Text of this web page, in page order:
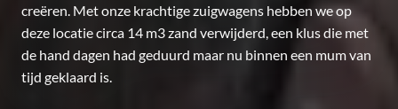
creëren. Met onze krachtige zuigwagens hebben we op
deze locatie circa 14 m3 zand verwijderd, een klus die met
de hand dagen had geduurd maar nu binnen een mum van
tijd geklaard is.